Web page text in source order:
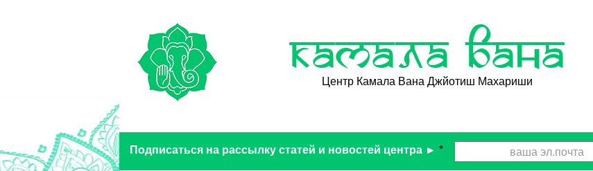
Камала Вана
Центр Камала Вана Джйотиш Махариши
Подписаться на рассылку статей и новостей центра ► *